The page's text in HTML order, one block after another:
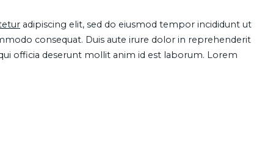
adipiscing elit, sed do eiusmod tempor incididunt ut
consequat. Duis aute irure dolor in reprehenderit
officia deserunt mollit anim id est laborum. Lorem